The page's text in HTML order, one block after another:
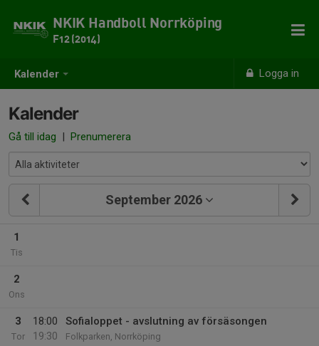
Kalender Logga in
NKIK Handboll Norrköping
F12 (2014)
Kalender
Gå till idag | Prenumerera
September 2026
1
Tis
2
Ons
3
Tor
18:00
19:30
Sofialoppet - avslutning av försäsongen
Folkparken, Norrköping